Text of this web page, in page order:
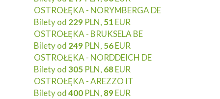
OSTROŁĘKA - NORYMBERGA DE
Bilety od 229 PLN, 51 EUR
OSTROŁĘKA - BRUKSELA BE
Bilety od 249 PLN, 56EUR
OSTROŁĘKA - NORDDEICH DE
Bilety od305 PLN, 68EUR
OSTROŁĘKA - AREZZO IT
Bilety od400 PLN, 89EUR